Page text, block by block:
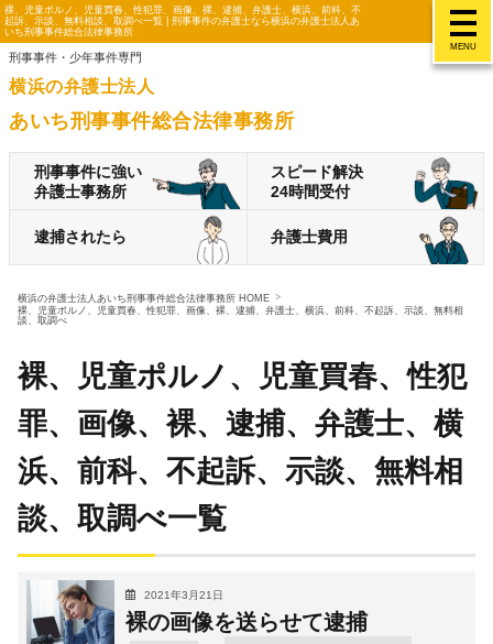
MENU
裸、児童ポルノ、児童買春、性犯罪、画像、裸、逮捕、弁護士、横浜、前科、不
起訴、示談、無料相談、取調べ一覧 | 刑事事件の弁護士なら横浜の弁護士法人あ
いち刑事事件総合法律事務所
刑事事件・少年事件専門
横浜の弁護士法人
あいち刑事事件総合法律事務所
刑事事件に強い
弁護士事務所
スピード解決
24時間受付
逮捕されたら 弁護士費用
横浜の弁護士法人あいち刑事事件総合法律事務所 HOME
裸、児童ポルノ、児童買春、性犯罪、画像、裸、逮捕、弁護士、横浜、前科、不起訴、示談、無料相
談、取調べ
裸、児童ポルノ、児童買春、性犯
罪、画像、裸、逮捕、弁護士、横
浜、前科、不起訴、示談、無料相
談、取調べ一覧
2021年3月21日
裸の画像を送らせて逮捕